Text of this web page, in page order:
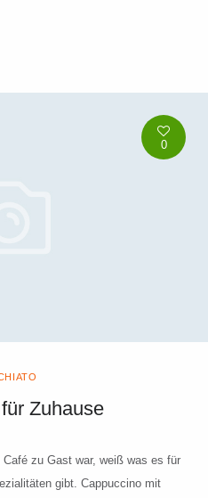
0
Zuhause
zu Gast war, weiß was es für
gibt. Cappuccino mit